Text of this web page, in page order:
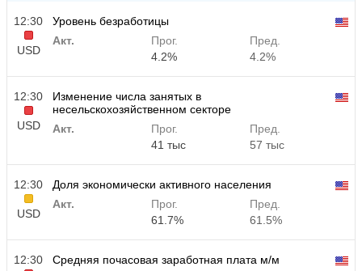
12:30
USD
Уровень безработицы
Акт.
Прог.
4.2%
Пред.
4.2%
12:30
USD
Изменение числа занятых в
несельскохозяйственном секторе
Акт.
Прог.
41 тыс
Пред.
57 тыс
12:30
USD
Доля экономически активного населения
Акт.
Прог.
61.7%
Пред.
61.5%
12:30 Средняя почасовая заработная плата м/м